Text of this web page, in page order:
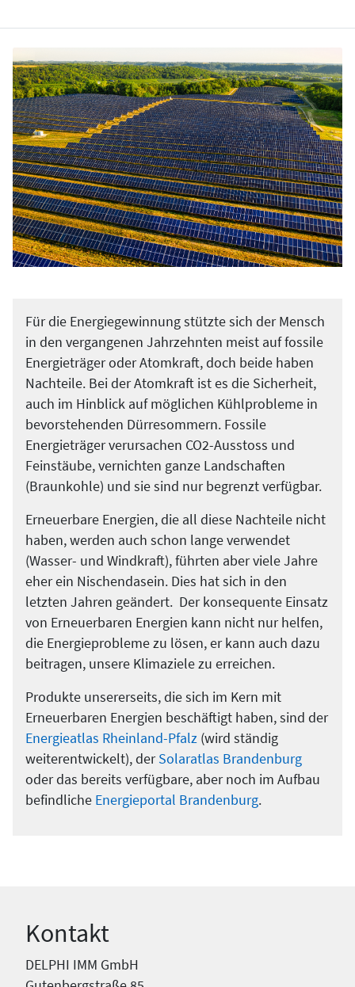
Für die Energiegewinnung stützte sich der Mensch
in den vergangenen Jahrzehnten meist auf fossile
Energieträger oder Atomkraft, doch beide haben
Nachteile. Bei der Atomkraft ist es die Sicherheit,
auch im Hinblick auf möglichen Kühlprobleme in
bevorstehenden Dürresommern. Fossile
Energieträger verursachen CO2-Ausstoss und
Feinstäube, vernichten ganze Landschaften
(Braunkohle) und sie sind nur begrenzt verfügbar.
Erneuerbare Energien, die all diese Nachteile nicht
haben, werden auch schon lange verwendet
(Wasser- und Windkraft), führten aber viele Jahre
eher ein Nischendasein. Dies hat sich in den
letzten Jahren geändert. Der konsequente Einsatz
von Erneuerbaren Energien kann nicht nur helfen,
die Energieprobleme zu lösen, er kann auch dazu
beitragen, unsere Klimaziele zu erreichen.
Produkte unsererseits, die sich im Kern mit
Erneuerbaren Energien beschäftigt haben, sind der
Energieatlas Rheinland-Pfalz (wird ständig
weiterentwickelt), derSolaratlas Brandenburg
oder das bereits verfügbare, aber noch im Aufbau
befindliche Energieportal Brandenburg.
Kontakt
DELPHI IMM GmbH